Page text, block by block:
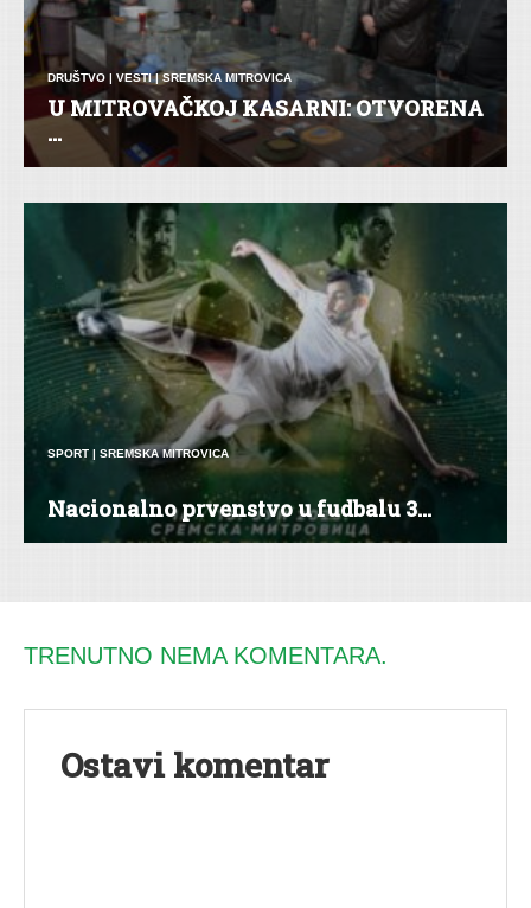
DRUŠTVO | VESTI|SREMSKA MITROVICA
U MITROVAČKOJ KASARNI: OTVORENA
...
SPORT | SREMSKA MITROVICA
Nacionalno prvenstvo u fudbalu 3...
TRENUTNO NEMA KOMENTARA.
Ostavi komentar